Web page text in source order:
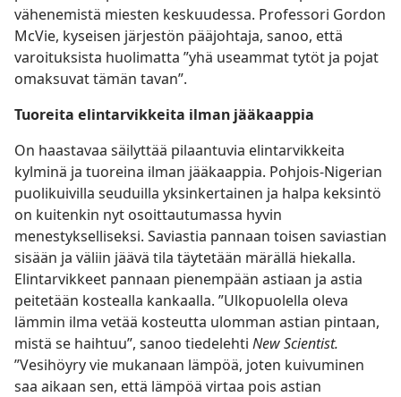
vähenemistä miesten keskuudessa. Professori Gordon
McVie, kyseisen järjestön pääjohtaja, sanoo, että
varoituksista huolimatta ”yhä useammat tytöt ja pojat
omaksuvat tämän tavan”.
Tuoreita elintarvikkeita ilman jääkaappia
On haastavaa säilyttää pilaantuvia elintarvikkeita
kylminä ja tuoreina ilman jääkaappia. Pohjois-Nigerian
puolikuivilla seuduilla yksinkertainen ja halpa keksintö
on kuitenkin nyt osoittautumassa hyvin
menestykselliseksi. Saviastia pannaan toisen saviastian
sisään ja väliin jäävä tila täytetään märällä hiekalla.
Elintarvikkeet pannaan pienempään astiaan ja astia
peitetään kostealla kankaalla. ”Ulkopuolella oleva
lämmin ilma vetää kosteutta ulomman astian pintaan,
mistä se haihtuu”, sanoo tiedelehti New Scientist.
”Vesihöyry vie mukanaan lämpöä, joten kuivuminen
saa aikaan sen, että lämpöä virtaa pois astian